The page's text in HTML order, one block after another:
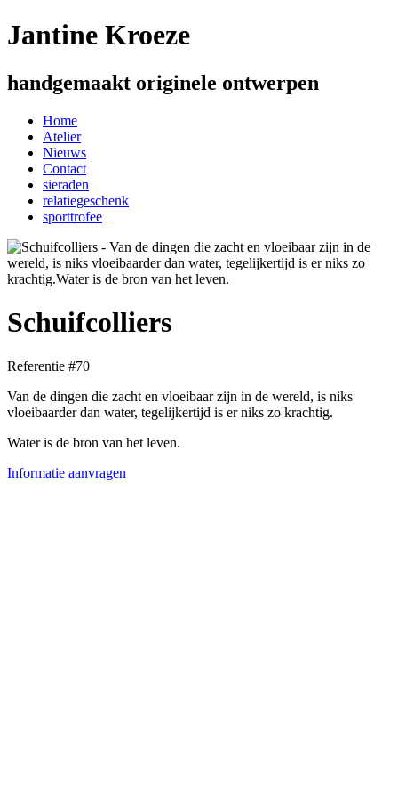
Jantine Kroeze
handgemaakt originele ontwerpen
Home
Atelier
Nieuws
Contact
sieraden
relatiegeschenk
sporttrofee
Schuifcolliers
Referentie #70
Van de dingen die zacht en vloeibaar zijn in de wereld, is niks
vloeibaarder dan water, tegelijkertijd is er niks zo krachtig.
Water is de bron van het leven.
Informatie aanvragen